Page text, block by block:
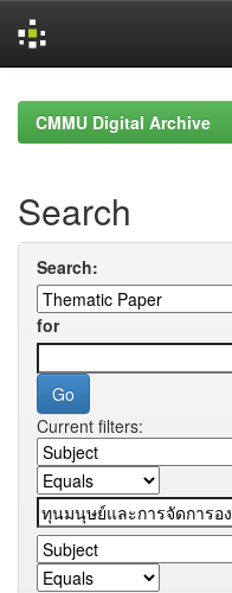
navigationCMMU Digital Archive
Search
Search:
for
Current filters: